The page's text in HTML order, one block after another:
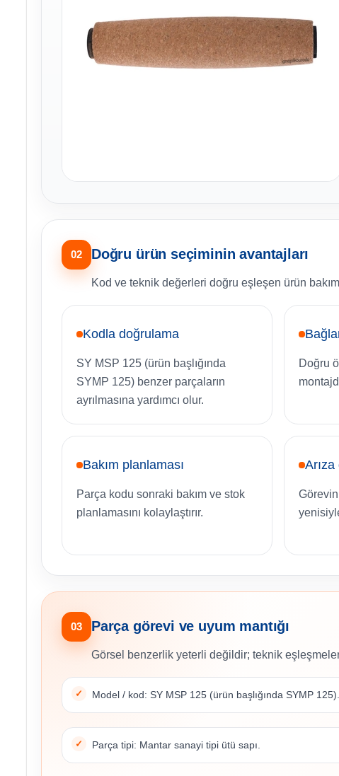
02 Doğru ürün seçiminin avantajları
Kod ve teknik değerleri doğru eşleşen ürün
Kodla doğrulama
SY MSP 125 (ürün başlığında
SYMP 125) benzer parçaların
ayrılmasına yardımcı olur.
Doğru
Bakım planlaması
Parça kodu sonraki bakım ve stok
planlamasını kolaylaştırır.
03 Parça görevi ve uyum mantığı
Görsel benzerlik yeterli değildir; teknik
Model / kod: SY MSP 125 (ürün başlığında SYMP 125).
Parça tipi: Mantar sanayi tipi ütü sapı.